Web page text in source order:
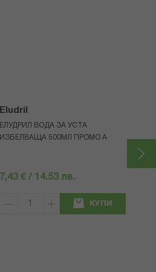
Eludril
ЕЛУДРИЛ ВОДА ЗА УСТА
ИЗБЕЛВАЩА 500МЛ ПРОМО A
7,43 € / 14.53 лв.
КУПИ